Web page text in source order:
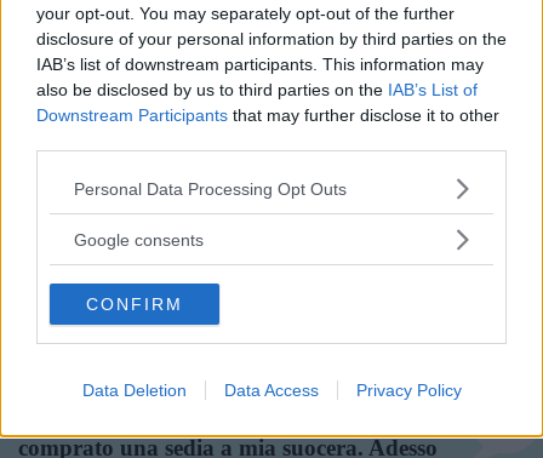
your opt-out. You may separately opt-out of the further
disclosure of your personal information by third parties on the
IAB’s list of downstream participants. This information may
also be disclosed by us to third parties on the IAB’s List of
Downstream Participants that may further disclose it to other
Please note that this website/app uses one or more Google
not limited to your visit or usage behaviour. You may click to
use your data for below specified purposes in below Google
consent section.
Personal Data Processing Opt Outs
Google consents
CONFIRM
Data Deletion Data Access Privacy Policy
Frasi Sulle Spine
Di Leonardo Sinisgalli
tiene sempre sulle spine: non è come
stessa cosa fatta il giorno prima.
comprato una sedia a mia suocera. Adesso